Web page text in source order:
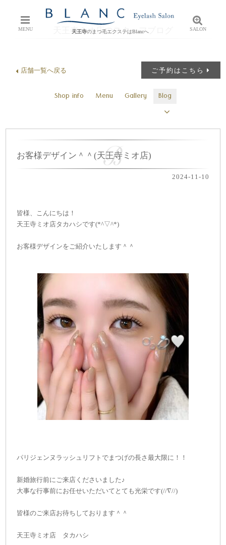
MENU 天王寺のまつ毛エクステはBlancへ SALON
天王寺ミオ店のスタッフブログ
ご予約はこちら
店舗一覧へ戻る
Shop info Menu Gallery Blog
お客様デザイン＾＾(天王寺ミオ店)
2024-11-10
皆様、こんにちは！
天王寺ミオ店タカハシです(*^▽^*)
お客様デザインをご紹介いたします＾＾
パリジェンヌラッシュリフトでまつげの長さ最大限に！！
新婚旅行前にご来店くださいました♪
大事な行事前にお任せいただいてとても光栄です(//∇//)
皆様のご来店お待ちしております＾＾
天王寺ミオ店 タカハシ